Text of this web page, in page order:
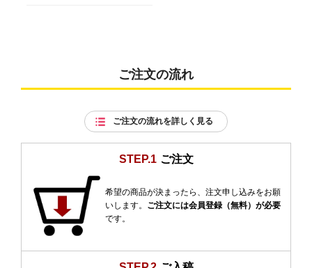
ご注文の流れ
ご注文の流れを詳しく見る
STEP.1 ご注文
希望の商品が決まったら、注文申し込みをお願
いします。 ご注文には会員登録（無料）が必要
です。